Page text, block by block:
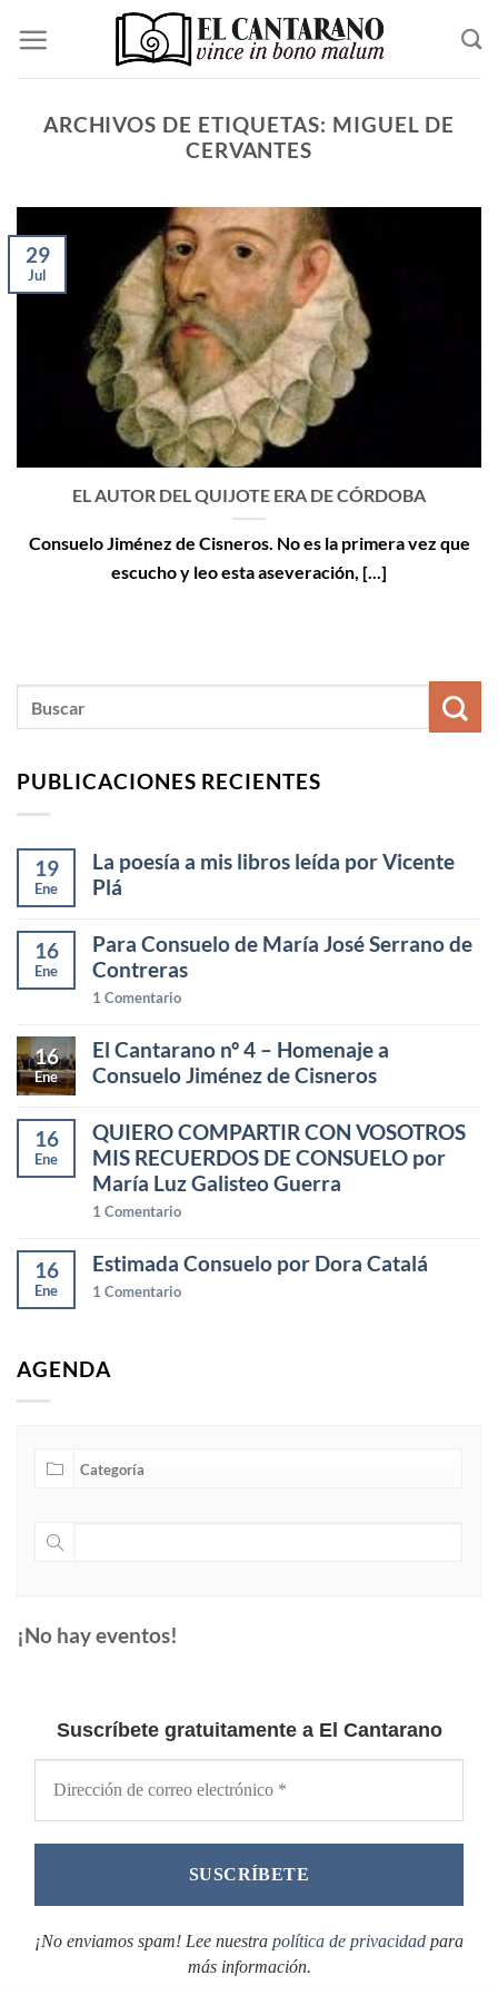
contenido
ARCHIVOS DE ETIQUETAS: MIGUEL DE
CERVANTES
EL AUTOR DEL QUIJOTE ERA DE CÓRDOBA
Consuelo Jiménez de Cisneros. No es la primera vez que
escucho y leo esta aseveración, [...]
29
Jul
PUBLICACIONES RECIENTES
19
Ene
La poesía a mis libros leída por Vicente
Plá
16
Ene
Para Consuelo de María José Serrano de
Contreras
1 Comentario
16
Ene
El Cantarano nº 4 – Homenaje a
Consuelo Jiménez de Cisneros
16
Ene
QUIERO COMPARTIR CON VOSOTROS
MIS RECUERDOS DE CONSUELO por
María Luz Galisteo Guerra
1 Comentario
16
Ene
Estimada Consuelo por Dora Catalá
1 Comentario
AGENDA
¡No hay eventos!
Suscríbete gratuitamente a El Cantarano
¡No enviamos spam! Lee nuestra política de privacidad para
más información.